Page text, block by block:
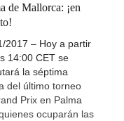
de Mallorca: ¡en
2017 – Hoy a partir
14:00 CET se
la séptima
del último torneo
Prix en Palma
ocuparán las